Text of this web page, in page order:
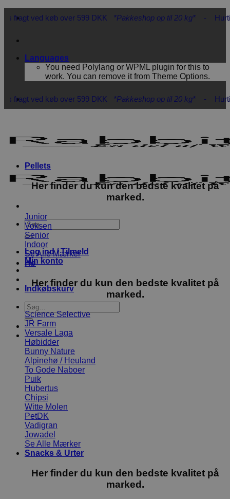
over 599 DKK*Pakkeshop op til 20 kg*- Hurtig levering 1-3
Languages
You need Polylang or WPML plugin for this to
work. You can remove it from Theme Options.
over 599 DKK*Pakkeshop op til 20 kg*- Hurtig levering 1-3
Søg
efter:
Log ind / Tilmeld
Min konto
Indkøbskurv
Søg
efter:
Pellets
Her finder du kun den bedste kvalitet på
marked.
Junior
Voksen
Senior
Indoor
Se Alle Mærker
Hø
Her finder du kun den bedste kvalitet på
marked.
Science Selective
JR Farm
Versale Laga
Høbidder
Bunny Nature
Alpinehø / Heuland
To Gode Naboer
Puik
Hubertus
Chipsi
Witte Molen
PetDK
Vadigran
Jowadel
Se Alle Mærker
Snacks & Urter
Her finder du kun den bedste kvalitet på
marked.